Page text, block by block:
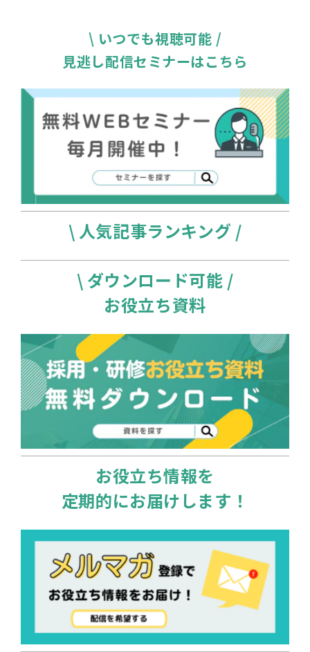
\ いつでも視聴可能 /
見逃し配信セミナーはこちら
\ 人気記事ランキング /
\ ダウンロード可能 /
お役立ち資料
お役立ち情報を
定期的にお届けします！